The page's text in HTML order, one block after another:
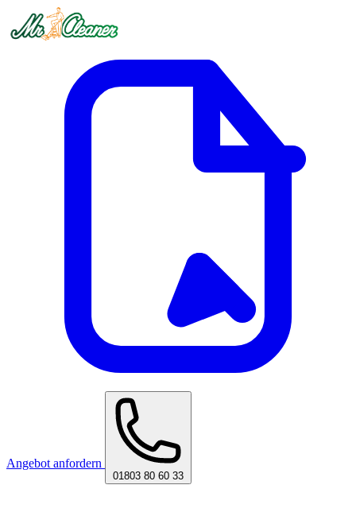
Angebot anfordern
01803 80 60 33